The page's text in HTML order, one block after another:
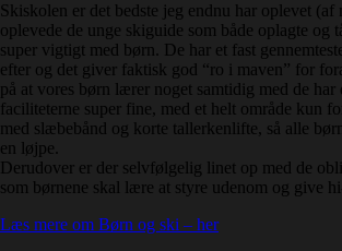
Skiskolen er det bedste jeg endnu har oplevet (af
oplevede de unge skiguide som både oplagte og
super vigtigt med børn. De har et fast
efter og det giver faktisk god “ro i maven” for
på at vores børn lærer noget samtidig med de
faciliteterne super fine, med et helt område kun
med slæbebånd og korte tallerkenlifte, så alle
en løjpe.
Derudover er der selvfølgelig linet op med de
som børnene skal lære at styre udenom og give
Læs mere om Børn og ski – her